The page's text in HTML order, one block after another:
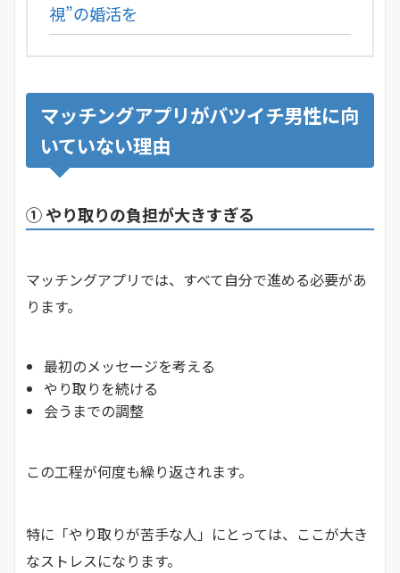
視”の婚活を
マッチングアプリがバツイチ男性に向
いていない理由
① やり取りの負担が大きすぎる
マッチングアプリでは、すべて自分で進める必要があ
ります。
最初のメッセージを考える
やり取りを続ける
会うまでの調整
この工程が何度も繰り返されます。
特に「やり取りが苦手な人」にとっては、ここが大き
なストレスになります。